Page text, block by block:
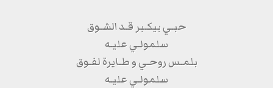
حبـي بيكـبر قـد الشـوق
سلمولـي عليـه
بلمـس روحـي و طـايرة لفـوق
سلمولـي عليـه